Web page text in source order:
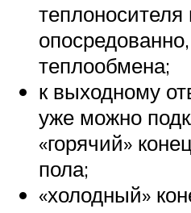
теплоносителя
теплообмена;
к выходному
уже можно
«горячий»
пола;
«холодный»